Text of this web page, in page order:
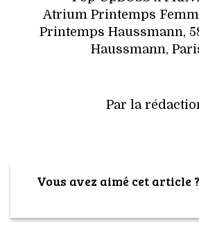
Atrium Printemps
Printemps Haussmann,
Haussmann,
Par la
Vous avez aimé cet article